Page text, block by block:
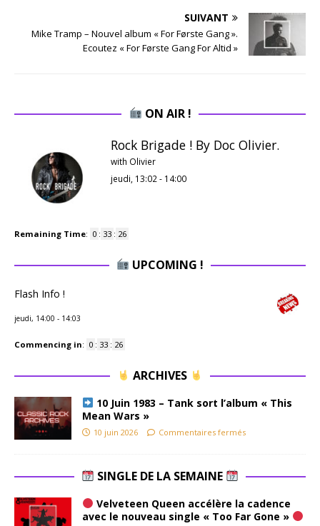
SUIVANT
Mike Tramp – Nouvel album « For Første Gang ».
Ecoutez « For Første Gang For Altid »
ON AIR !
Rock Brigade ! By Doc Olivier.
with Olivier
jeudi, 13:02 - 14:00
Remaining Time: 0 : 33 : 25
UPCOMING !
Flash Info !
jeudi, 14:00 - 14:03
Commencing in: 0 : 33 : 25
ARCHIVES
10 Juin 1983 – Tank sort l’album « This
Mean Wars »
10 juin 2026 Commentaires fermés
SINGLE DE LA SEMAINE
Velveteen Queen accélère la cadence
avec le nouveau single « Too Far Gone »